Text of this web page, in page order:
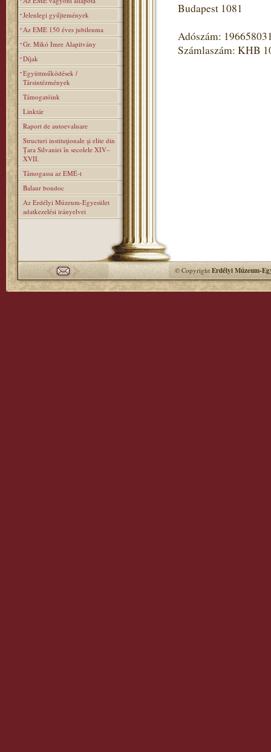
Jelenlegi gyűjtemények
Az EME 150 éves jubileuma
Gr. Mikó Imre Alapitvány
Díjak
Együttműködések /
Társintézmények
Támogatóink
Linktár
Raport de autoevaluare
Structuri instituţionale şi elite din
Ţara Silvaniei în secolele XIV–
XVII.
Támogassa az EMÉ-t
Balaur bondoc
Az Erdélyi Múzeum-Egyesület
adatkezelési irányelvei
Budapest 1081
Adószám:
Számlaszám: KHB
© CopyrightErdélyi Múzeum-